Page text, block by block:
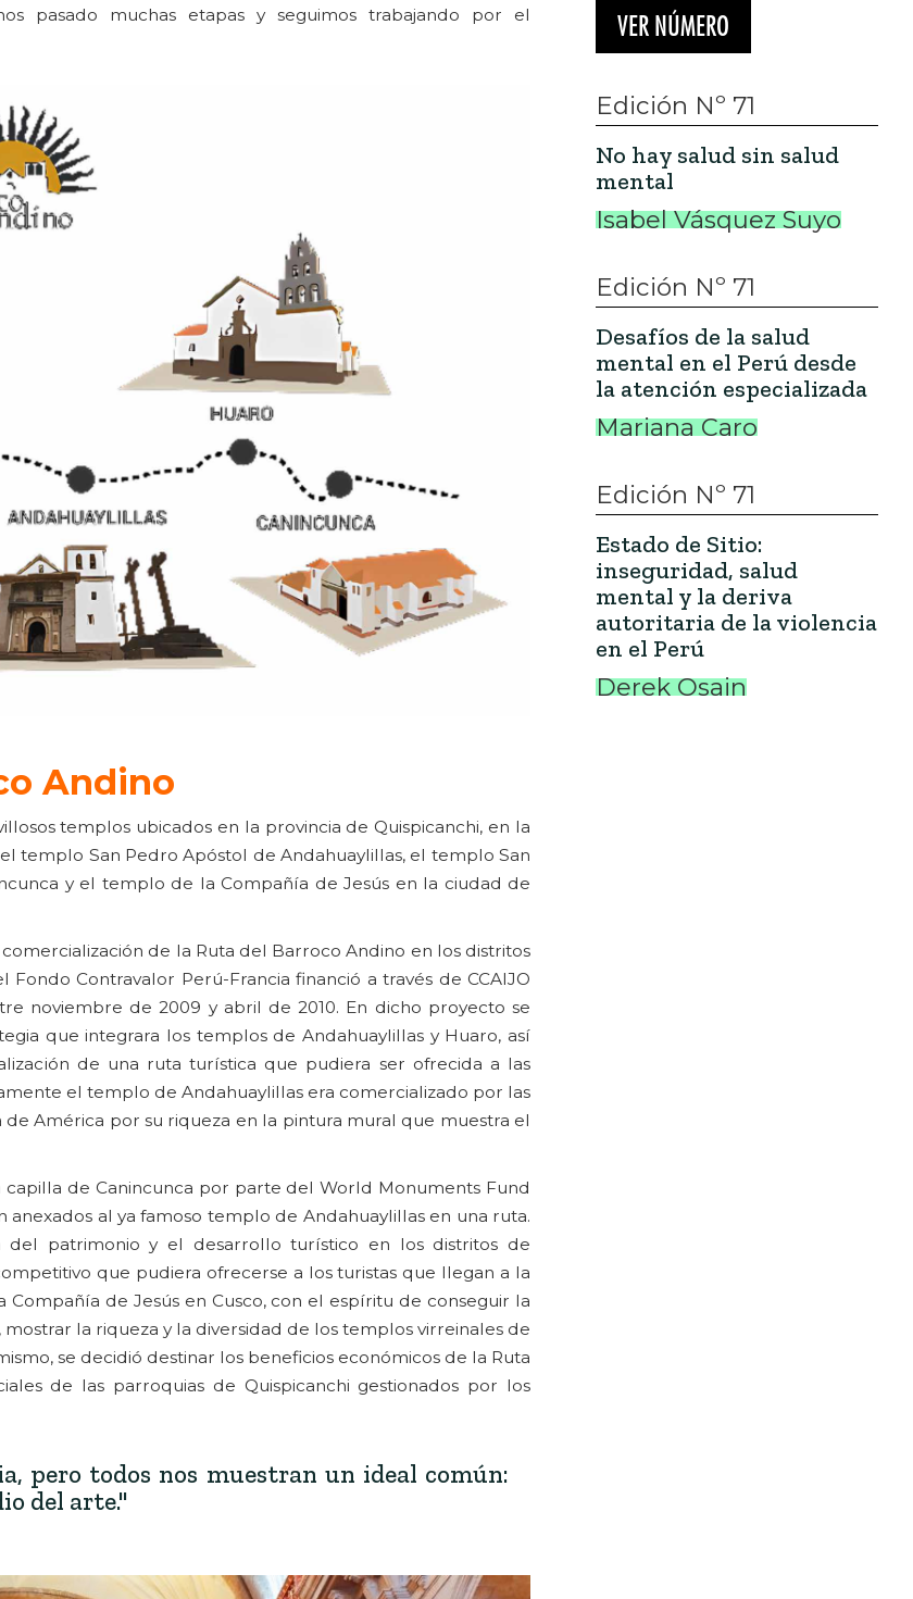
pasado muchas etapas y seguimos trabajando por el
Andino
templos ubicados en la provincia de Quispicanchi, en la
templo San Pedro Apóstol de Andahuaylillas, el templo San
y el templo de la Compañía de Jesús en la ciudad de
de la Ruta del Barroco Andino en los distritos
Contravalor Perú-Francia financió a través de CCAIJO
noviembre de 2009 y abril de 2010. En dicho proyecto se
que integrara los templos de Andahuaylillas y Huaro, así
de una ruta turística que pudiera ser ofrecida a las
el templo de Andahuaylillas era comercializado por las
América por su riqueza en la pintura mural que muestra el
de Canincunca por parte del World Monuments Fund
al ya famoso templo de Andahuaylillas en una ruta.
del patrimonio y el desarrollo turístico en los distritos de
que pudiera ofrecerse a los turistas que llegan a la
de Jesús en Cusco, con el espíritu de conseguir la
la riqueza y la diversidad de los templos virreinales de
se decidió destinar los beneficios económicos de la Ruta
de las parroquias de Quispicanchi gestionados por los
pero todos nos muestran un ideal común:
del arte."
VER NÚMERO
Edición Nº 71
No hay salud sin salud
mental
Isabel Vásquez Suyo
Edición Nº 71
Desafíos de la salud
mental en el Perú desde
la atención especializada
Mariana Caro
Edición Nº 71
Estado de Sitio:
inseguridad, salud
mental y la deriva
autoritaria de la violencia
en el Perú
Derek Osain